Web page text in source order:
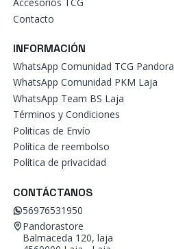
Accesorios TCG
Contacto
INFORMACIÓN
WhatsApp Comunidad TCG Pandora
WhatsApp Comunidad PKM Laja
WhatsApp Team BS Laja
Términos y Condiciones
Politicas de Envío
Política de reembolso
Política de privacidad
CONTÁCTANOS
56976531950
Pandorastore
Balmaceda 120, laja